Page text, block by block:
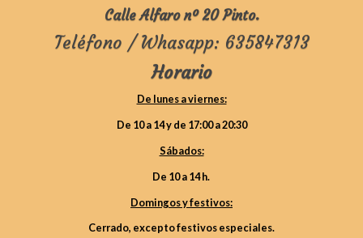
Calle Alfaro nº 20 Pinto.
Teléfono / Whasapp: 635847313
Horario
De lunes a viernes:
De 10 a 14 y de 17:00 a 20:30
Sábados:
De 10 a 14 h.
Domingos y festivos:
Cerrado, excepto festivos especiales.